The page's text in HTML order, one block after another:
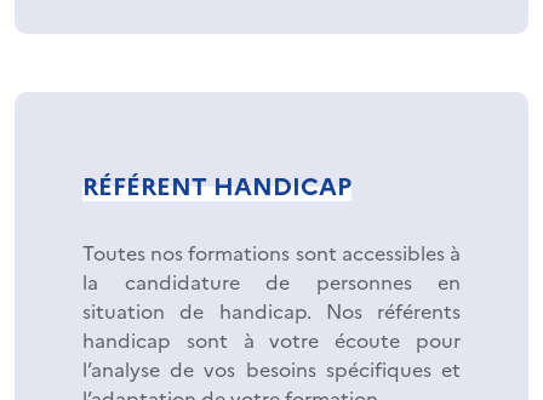
RÉFÉRENT HANDICAP
Toutes nos formations sont accessibles à
la candidature de personnes en
situation de handicap. Nos référents
handicap sont à votre écoute pour
l’analyse de vos besoins spécifiques et